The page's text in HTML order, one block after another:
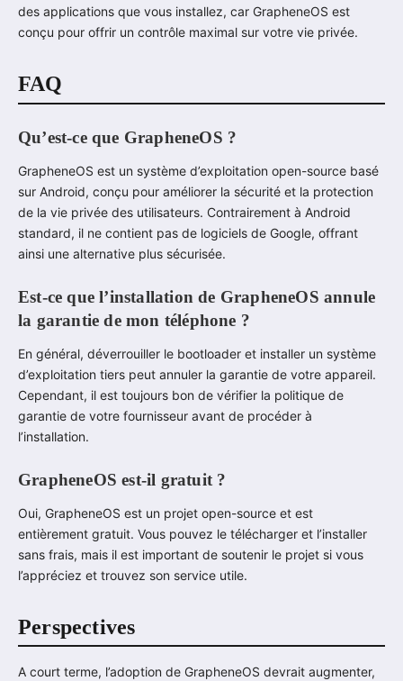
des applications que vous installez, car GrapheneOS est
conçu pour offrir un contrôle maximal sur votre vie privée.
FAQ
Qu’est-ce que GrapheneOS ?
GrapheneOS est un système d’exploitation open-source basé
sur Android, conçu pour améliorer la sécurité et la protection
de la vie privée des utilisateurs. Contrairement à Android
standard, il ne contient pas de logiciels de Google, offrant
ainsi une alternative plus sécurisée.
Est-ce que l’installation de GrapheneOS annule
la garantie de mon téléphone ?
En général, déverrouiller le bootloader et installer un système
d’exploitation tiers peut annuler la garantie de votre appareil.
Cependant, il est toujours bon de vérifier la politique de
garantie de votre fournisseur avant de procéder à
l’installation.
GrapheneOS est-il gratuit ?
Oui, GrapheneOS est un projet open-source et est
entièrement gratuit. Vous pouvez le télécharger et l’installer
sans frais, mais il est important de soutenir le projet si vous
l’appréciez et trouvez son service utile.
Perspectives
A court terme, l’adoption de GrapheneOS devrait augmenter,